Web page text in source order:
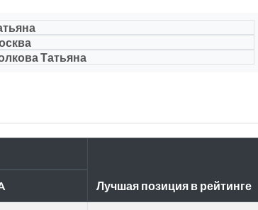
Татьяна
Лучшая позиция в рейтинге